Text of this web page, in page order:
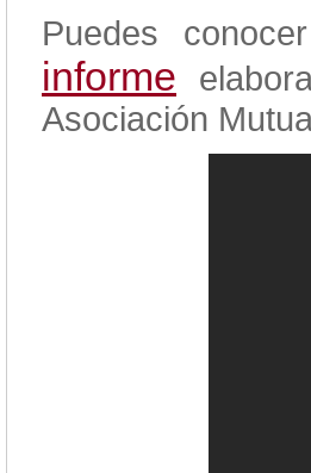
Puedes
informe
Asociación